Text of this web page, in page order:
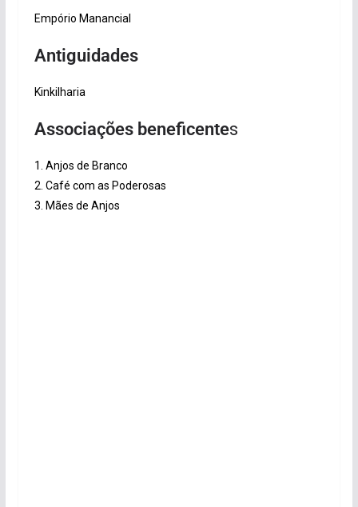
Empório Manancial
Antiguidades
Kinkilharia
Associações beneficentes
1. Anjos de Branco
2. Café com as Poderosas
3. Mães de Anjos